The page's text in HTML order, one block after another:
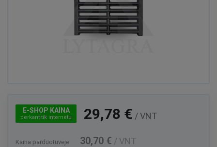
E-SHOP KAINA
perkant tik internetu 29,78 € / VNT
Kaina parduotuvėje 30,70 € / VNT